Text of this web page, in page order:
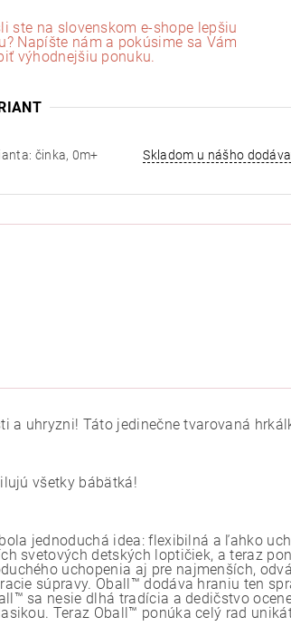
ste na slovenskom e-shope lepšiu
Napíšte nám a pokúsime sa Vám
výhodnejšiu ponuku.
činka, 0m+ Skladom u nášho
a uhryzni! Táto jedinečne tvarovaná
všetky bábätká!
jednoduchá idea: flexibilná a ľahko
svetových detských loptičiek, a teraz
uchopenia aj pre najmenších,
súpravy. Oball™ dodáva hraniu ten
sa nesie dlhá tradícia a dedičstvo
Teraz Oball™ ponúka celý rad